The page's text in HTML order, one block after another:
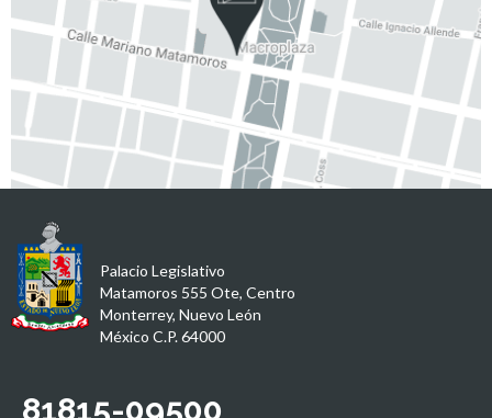
Palacio Legislativo
Matamoros 555 Ote, Centro
Monterrey, Nuevo León
México C.P. 64000
81815-09500